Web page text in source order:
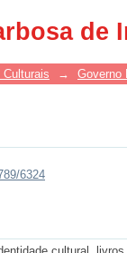
de
→ Governo
6324